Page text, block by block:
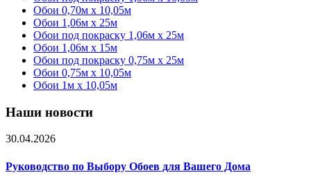
Обои 0,70м x 10,05м
Обои 1,06м x 25м
Обои под покраску 1,06м x 25м
Обои 1,06м x 15м
Обои под покраску 0,75м x 25м
Обои 0,75м x 10,05м
Обои 1м х 10,05м
Наши новости
30.04.2026
Руководство по Выбору Обоев для Вашего Дома